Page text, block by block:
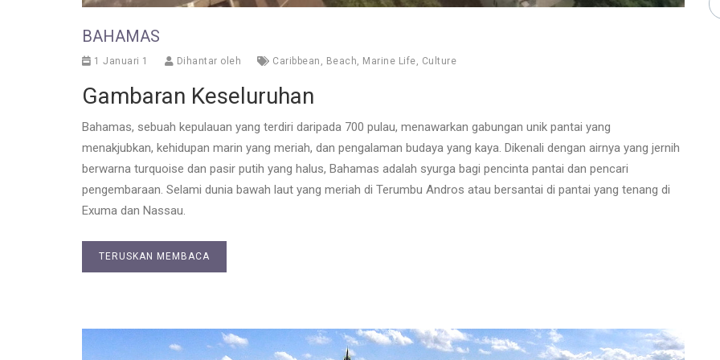
BAHAMAS
1 Januari 1 Dihantar oleh Caribbean Beach Marine Life Culture
Gambaran Keseluruhan
Bahamas, sebuah kepulauan yang terdiri daripada 700 pulau, menawarkan gabungan unik pantai yang
menakjubkan, kehidupan marin yang meriah, dan pengalaman budaya yang kaya. Dikenali dengan airnya yang jernih
berwarna turquoise dan pasir putih yang halus, Bahamas adalah syurga bagi pencinta pantai dan pencari
pengembaraan. Selami dunia bawah laut yang meriah di Terumbu Andros atau bersantai di pantai yang tenang di
Exuma dan Nassau.
TERUSKAN MEMBACA